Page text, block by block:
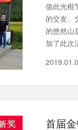
值此光棍
的交友、
的悠然山
加了此次
首届